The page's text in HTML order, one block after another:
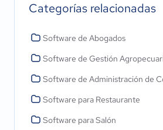
Categorías relacionadas
Software de Abogados
Software de Gestión
Software de Administración de
Software para Restaurante
Software para Salón